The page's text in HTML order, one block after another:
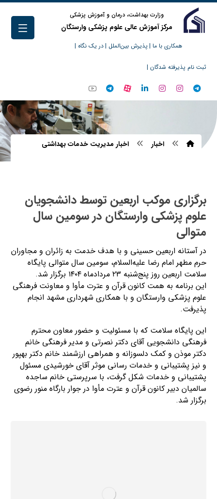
وزارت بهداشت، درمان و آموزش پزشکی
مرکز آموزش عالی علوم پزشکی وارستگان
همکاری با ما | پذیرش بین‌الملل |در یک نگاه |
ثبت نام پذیرفته شدگان |
اخبار اخبار مدیریت خدمات بهداشتی
برگزاری موکب اربعین توسط دانشجویان
علوم پزشکی وارستگان در سومین سال
متوالی
در آستانه اربعین حسینی و با هدف خدمت به زائران و مجاوران
حرم مطهر امام رضا علیه‌السلام، سومین سال متوالی پایگاه
سلامت اربعین روز پنج‌شنبه ۲۳ مردادماه ۱۴۰۴ برگزار شد.
این برنامه به همت کانون قرآن و عترت مأوا و معاونت فرهنگی
علوم پزشکی وارستگان و با همکاری شهرداری مشهد انجام
پذیرفت.
این پایگاه سلامت که با مسئولیت و حضور معاون محترم
فرهنگی دانشجویی آقای دکتر نصرتی و مدیر فرهنگی خانم
دکتر موذن و کمک دلسوزانه و همراهی ارزشمند خانم دکتر بهپور
و نیز پشتیبانی و خدمات رسانی موثر آقای خورشیدی مسئول
پشتیبانی و خدمات شکل گرفت، با سرپرستی خانم ساجده
سالمیان دبیر کانون قرآن و عترت مأوا در جوار بارگاه منور رضوی
برگزار شد.